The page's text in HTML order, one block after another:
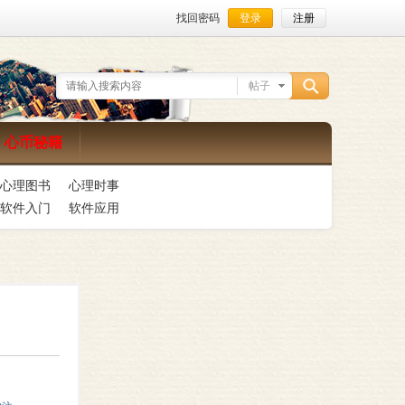
找回密码 登录 注册
帖子
心币秘籍
心理图书
心理时事
软件入门
软件应用